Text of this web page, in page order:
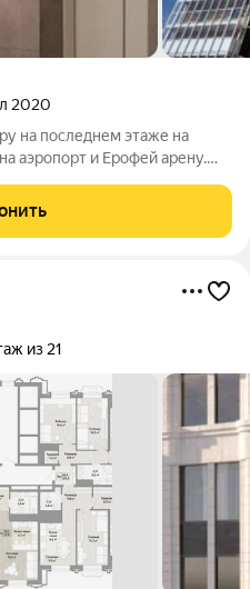
2020
на последнем этаже на
аэропорт и Ерофей арену.
с беседками,
из 21